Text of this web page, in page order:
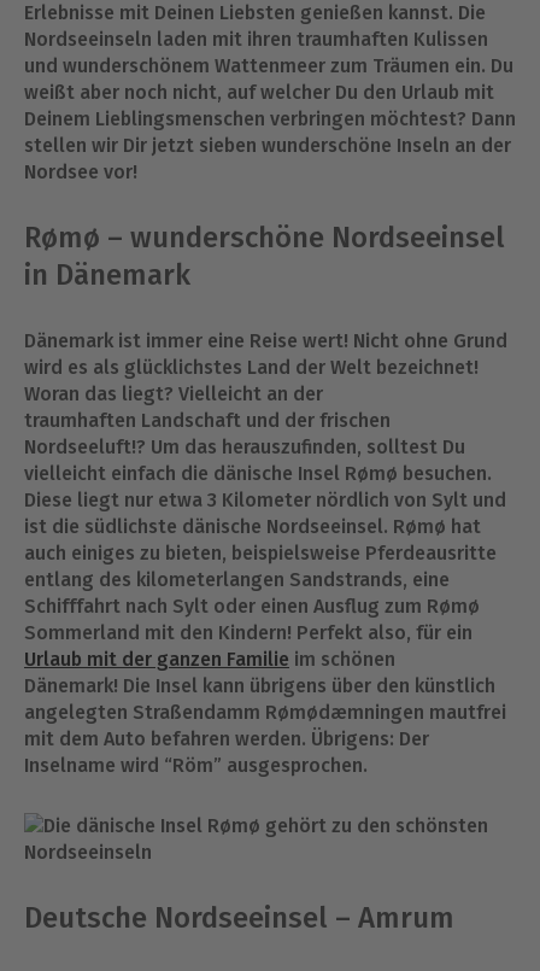
Erlebnisse mit Deinen Liebsten genießen kannst. Die
Nordseeinseln laden mit ihren traumhaften Kulissen
und wunderschönem Wattenmeer zum Träumen ein. Du
weißt aber noch nicht, auf welcher Du den Urlaub mit
Deinem Lieblingsmenschen verbringen möchtest? Dann
stellen wir Dir jetzt sieben wunderschöne Inseln an der
Nordsee vor!
Rømø – wunderschöne Nordseeinsel
in Dänemark
Dänemark ist immer eine Reise wert! Nicht ohne Grund
wird es als glücklichstes Land der Welt bezeichnet!
Woran das liegt? Vielleicht an der
traumhaften Landschaft und der frischen
Nordseeluft!? Um das herauszufinden, solltest Du
vielleicht einfach die dänische Insel Rømø besuchen.
Diese liegt nur etwa 3 Kilometer nördlich von Sylt und
ist die südlichste dänische Nordseeinsel. Rømø hat
auch einiges zu bieten, beispielsweise Pferdeausritte
entlang des kilometerlangen Sandstrands, eine
Schifffahrt nach Sylt oder einen Ausflug zum Rømø
Sommerland mit den Kindern! Perfekt also, für ein
Urlaub mit der ganzen Familie im schönen
Dänemark! Die Insel kann übrigens über den künstlich
angelegten Straßendamm Rømødæmningen mautfrei
mit dem Auto befahren werden. Übrigens: Der
Inselname wird “Röm” ausgesprochen.
Deutsche Nordseeinsel – Amrum